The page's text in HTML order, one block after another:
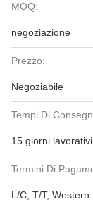
MOQ:
negoziazione
Prezzo:
Negoziabile
Tempi Di
15 giorni
Termini Di
L/C, T/T,